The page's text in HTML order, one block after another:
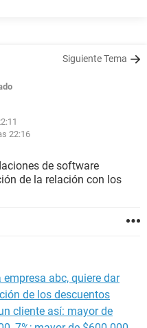
Siguiente Tema
22:16
de software
de la relación con los
abc, quiere dar
de los descuentos
cliente así: mayor de